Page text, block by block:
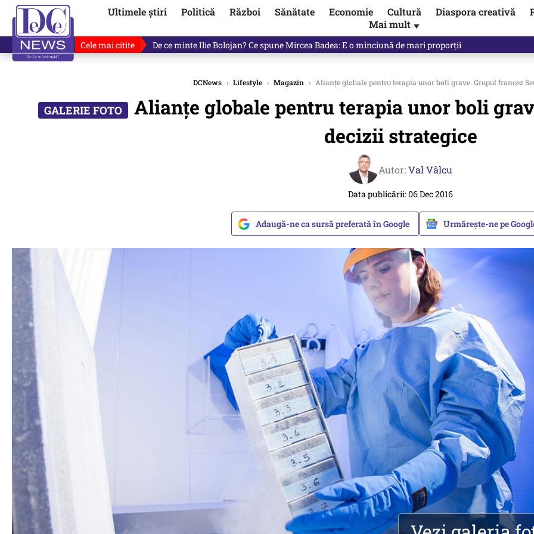
Ultimele știri Politică Război Sănătate Economie Cultură Diaspora creativă
Mai mult ▼
Cele mai citite Ultimele informații după atacul asupra ANCPI. Când va fi pus sistemul în funcțiune
DCNews › Lifestyle › Magazin › Alianțe globale pentru terapia unor boli grave. Grupul francez
Alianțe globale pentru terapia unor boli
decizii strategice
Autor:Val Vâlcu
Data publicării: 06 Dec 2016
Adaugă-ne ca sursă preferată în Google Urmărește-ne pe